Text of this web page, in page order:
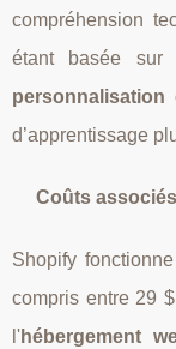
compréhension
étant basée
personnalisation
d’apprentissage
Coûts
Shopify
compris entre 29
l'hébergement